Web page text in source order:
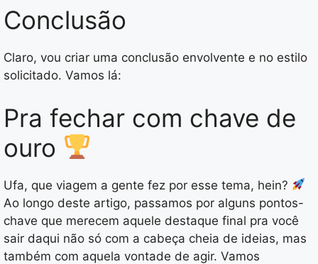
Conclusão
Claro, vou criar uma conclusão envolvente e no estilo
solicitado. Vamos lá:
Pra fechar com chave de
ouro
Ufa, que viagem a gente fez por esse tema, hein?
Ao longo deste artigo, passamos por alguns pontos-
chave que merecem aquele destaque final pra você
sair daqui não só com a cabeça cheia de ideias, mas
também com aquela vontade de agir. Vamos